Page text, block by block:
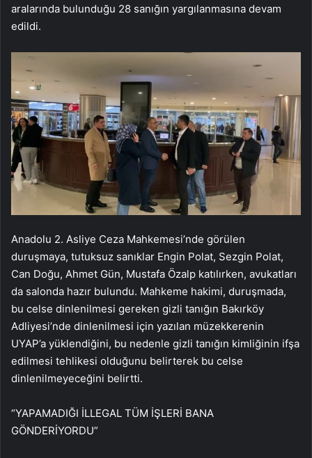
aralarında bulunduğu 28 sanığın yargılanmasına devam
edildi.
Anadolu 2. Asliye Ceza Mahkemesi’nde görülen
duruşmaya, tutuksuz sanıklar Engin Polat, Sezgin Polat,
Can Doğu, Ahmet Gün, Mustafa Özalp katılırken, avukatları
da salonda hazır bulundu. Mahkeme hakimi, duruşmada,
bu celse dinlenilmesi gereken gizli tanığın Bakırköy
Adliyesi’nde dinlenilmesi için yazılan müzekkerenin
UYAP’a yüklendiğini, bu nedenle gizli tanığın kimliğinin ifşa
edilmesi tehlikesi olduğunu belirterek bu celse
dinlenilmeyeceğini belirtti.
“YAPAMADIĞI İLLEGAL TÜM İŞLERİ BANA
GÖNDERİYORDU”